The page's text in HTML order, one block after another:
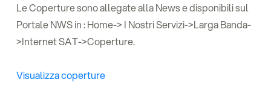
Le Coperture sono allegate alla News e disponibili sul
Portale NWS in : Home-> I Nostri Servizi->Larga Banda-
>Internet SAT->Coperture.
Visualizza coperture